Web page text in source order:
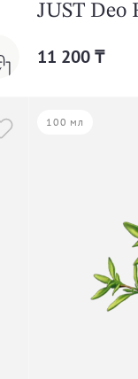
JUST Deo
11 200 ₸
100 мл